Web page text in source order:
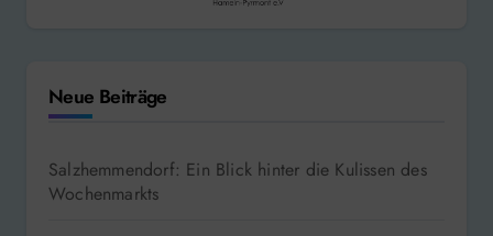
Neue Beiträge
Salzhemmendorf: Ein Blick hinter die Kulissen des
Wochenmarkts